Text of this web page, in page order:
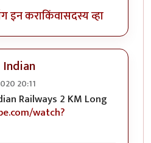
इन कराकिंवासदस्य व्हा
20:11
Railways 2 KM Long
watch?